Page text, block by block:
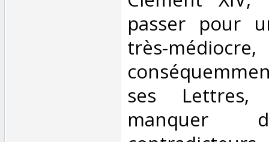
passer pour
très-
ses
manquer